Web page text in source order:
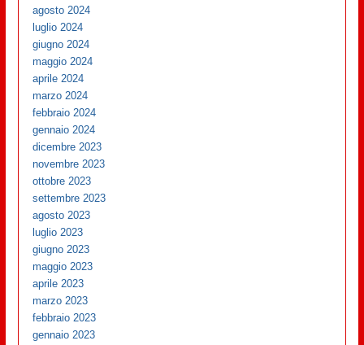
agosto 2024
luglio 2024
giugno 2024
maggio 2024
aprile 2024
marzo 2024
febbraio 2024
gennaio 2024
dicembre 2023
novembre 2023
ottobre 2023
settembre 2023
agosto 2023
luglio 2023
giugno 2023
maggio 2023
aprile 2023
marzo 2023
febbraio 2023
gennaio 2023